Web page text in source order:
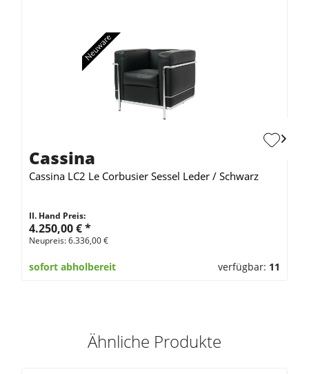
Cassina
Cassina LC2 Le Corbusier Sessel Leder / Schwarz
II. Hand Preis:
4.250,00 €*
Neupreis: 6.336,00 €
sofort abholbereit verfügbar: 11
Ähnliche Produkte